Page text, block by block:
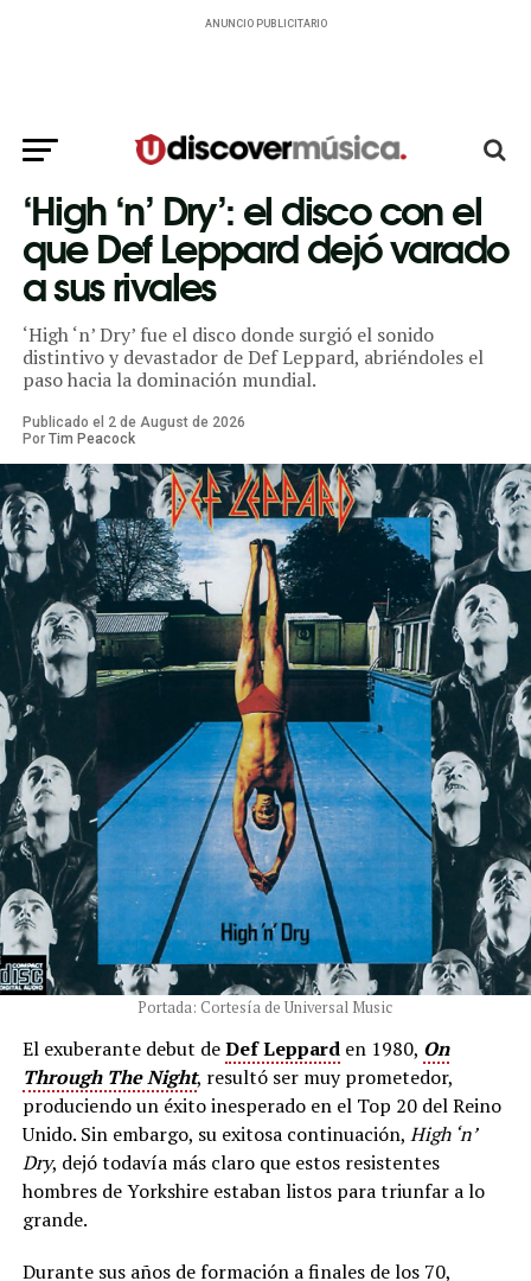
ANUNCIO PUBLICITARIO
‘High ‘n’ Dry’: el disco con el
que Def Leppard dejó varado
a sus rivales
‘High ‘n’ Dry’ fue el disco donde surgió el sonido
distintivo y devastador de Def Leppard, abriéndoles el
paso hacia la dominación mundial.
Publicado el 2 de August de 2026
Por Tim Peacock
Portada: Cortesía de Universal Music
El exuberante debut deDef Lepparden 1980, On
Through The Night, resultó ser muy prometedor,
produciendo un éxito inesperado en el Top 20 del Reino
Unido. Sin embargo, su exitosa continuación, High ‘n’
Dry, dejó todavía más claro que estos resistentes
hombres de Yorkshire estaban listos para triunfar a lo
grande.
Durante sus años de formación a finales de los 70,